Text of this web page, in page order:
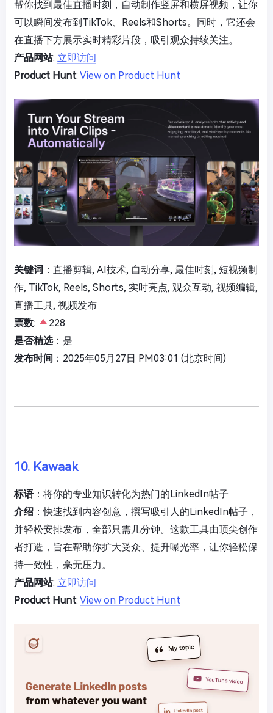
帮你找到最佳直播时刻，自动制作竖屏和横屏视频，让你
可以瞬间发布到TikTok、Reels和Shorts。同时，它还会
在直播下方展示实时精彩片段，吸引观众持续关注。
产品网站: 立即访问
Product Hunt: View on Product Hunt
关键词 ：直播剪辑, AI技术, 自动分享, 最佳时刻, 短视频制
作, TikTok, Reels, Shorts, 实时亮点, 观众互动, 视频编辑,
直播工具, 视频发布
票数:
228
是否精选：是
发布时间 ：2025年05月27日 PM03:01 (北京时间)
10. Kawaak
标语：将你的专业知识转化为热门的LinkedIn帖子
介绍 ：快速找到内容创意，撰写吸引人的LinkedIn帖子，
并轻松安排发布，全部只需几分钟。这款工具由顶尖创作
者打造，旨在帮助你扩大受众、提升曝光率，让你轻松保
持一致性，毫无压力。
产品网站: 立即访问
Product Hunt: View on Product Hunt